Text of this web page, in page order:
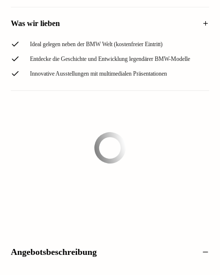
Was wir lieben
Ideal gelegen neben der BMW Welt (kostenfreier Eintritt)
Entdecke die Geschichte und Entwicklung legendärer BMW-Modelle
Innovative Ausstellungen mit multimedialen Präsentationen
Angebotsbeschreibung